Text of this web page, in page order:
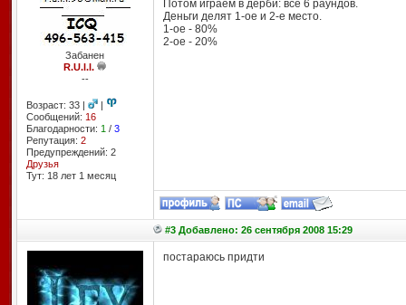
Забанен
R.U.l.l.
--
Возраст: 33 |
|
Сообщений: 16
Благодарности: 1 / 3
Репутация: 2
Предупреждений: 2
Друзья
Тут: 18 лет 1 месяц
Потом играем в дерби: все 6 раундов.
Деньги делят 1-ое и 2-е место.
1-ое - 80%
2-ое - 20%
#3 Добавлено: 26 сентября 2008 15:29
постараюсь придти